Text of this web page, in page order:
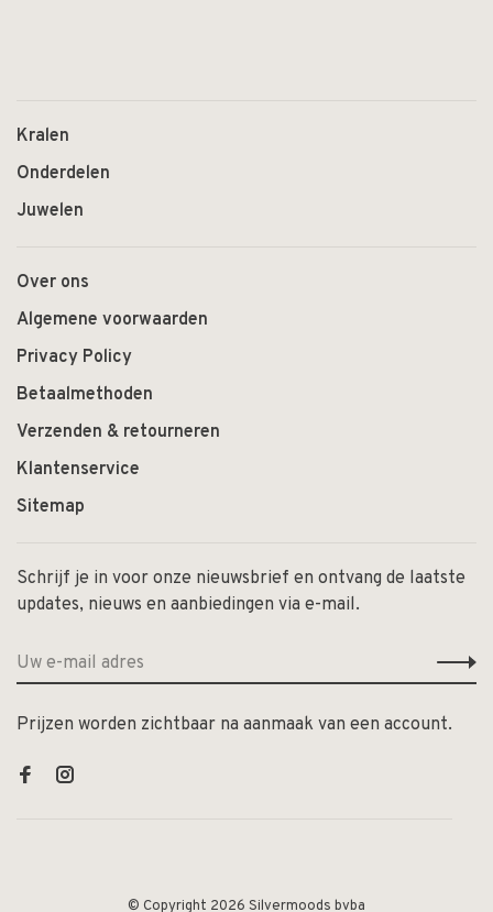
Kralen
Onderdelen
Juwelen
Over ons
Algemene voorwaarden
Privacy Policy
Betaalmethoden
Verzenden & retourneren
Klantenservice
Sitemap
Schrijf je in voor onze nieuwsbrief en ontvang de laatste
updates, nieuws en aanbiedingen via e-mail.
Prijzen worden zichtbaar na aanmaak van een account.
© Copyright 2026 Silvermoods bvba